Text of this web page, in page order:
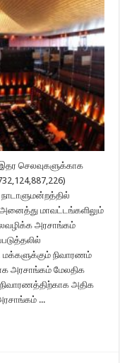
செலவுகளுக்காக
அனைத்து மாவட்டங்களிலும்
அரசாங்கம்
நிவாரணம்
அரசாங்கம் மேலதிக
அதிக
...